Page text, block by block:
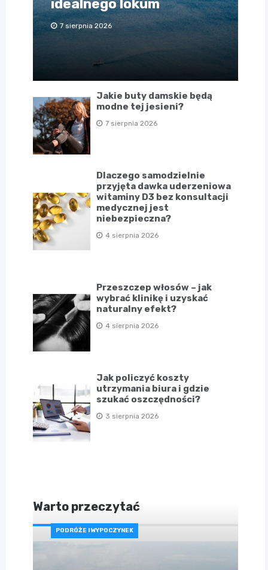
idealnego lokum
7 sierpnia 2026
Jakie buty damskie będą
modne tej jesieni?
7 sierpnia 2026
Dlaczego samodzielnie
przyjęta dawka uderzeniowa
witaminy D3 bez konsultacji
medycznej jest
niebezpieczna?
4 sierpnia 2026
Przeszczep włosów – jak
wybrać klinikę i uzyskać
naturalny efekt?
4 sierpnia 2026
Jak policzyć koszty
utrzymania biura i gdzie
szukać oszczędności?
3 sierpnia 2026
Warto przeczytać
PODRÓŻE I WYPOCZYNEK